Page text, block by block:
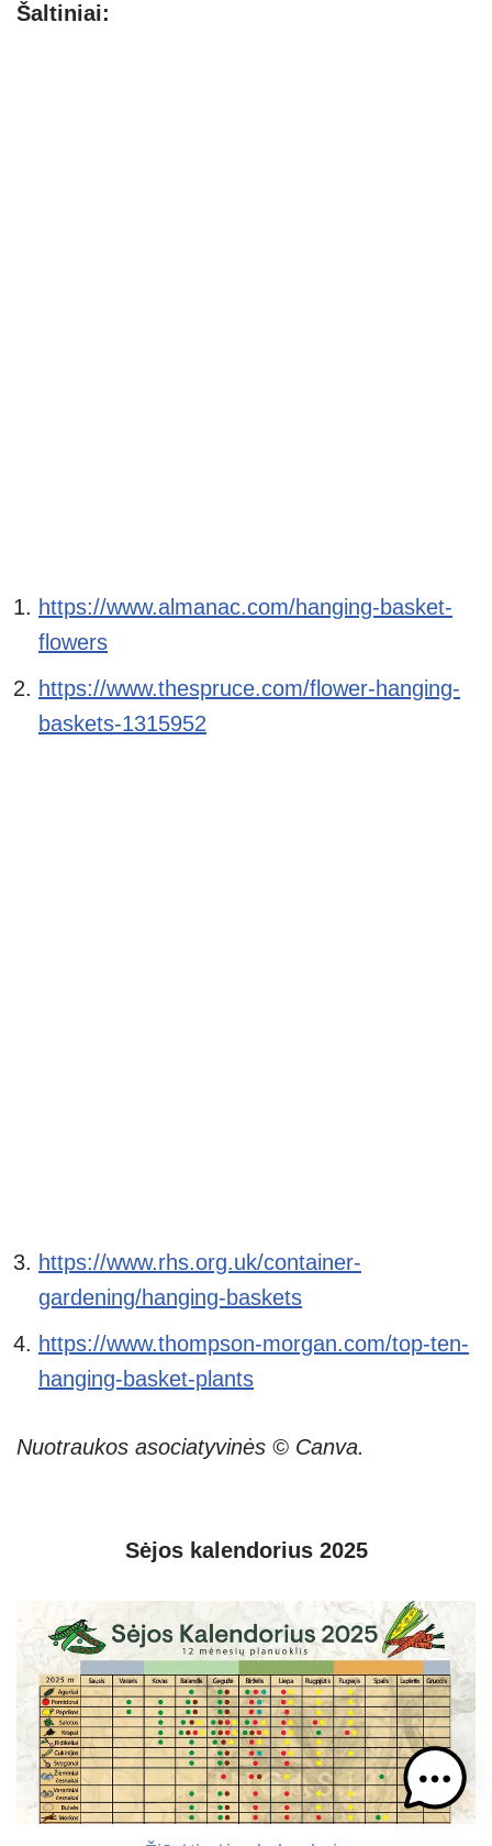
Šaltiniai:
https://www.almanac.com/hanging-basket-
flowers
https://www.thespruce.com/flower-hanging-
baskets-1315952
https://www.rhs.org.uk/container-
gardening/hanging-baskets
https://www.thompson-morgan.com/top-ten-
hanging-basket-plants
Nuotraukos asociatyvinės © Canva.
Sėjos kalendorius 2025